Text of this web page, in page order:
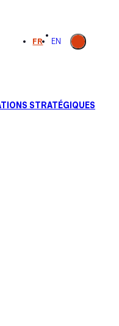
FR EN
Ouvrir la
recherche